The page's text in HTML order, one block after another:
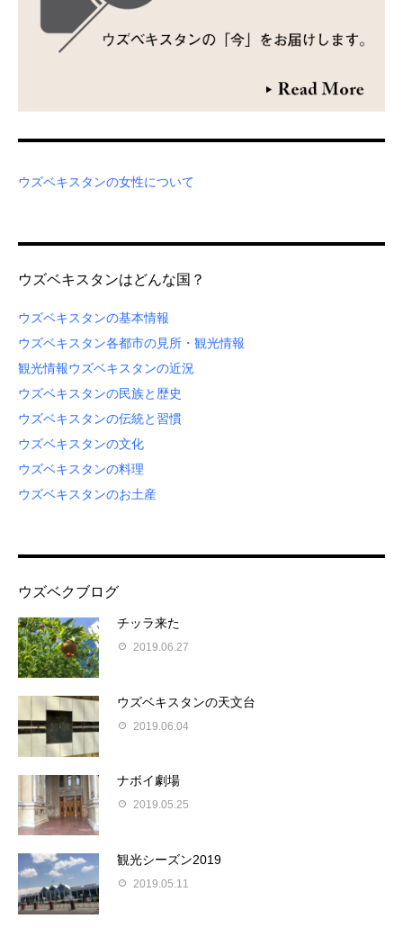
ウズベキスタンの女性について
ウズベキスタンはどんな国？
ウズベキスタンの基本情報
ウズベキスタン各都市の見所・観光情報
観光情報ウズベキスタンの近況
ウズベキスタンの民族と歴史
ウズベキスタンの伝統と習慣
ウズベキスタンの文化
ウズベキスタンの料理
ウズベキスタンのお土産
ウズベクブログ
チッラ来た
2019.06.27
ウズベキスタンの天文台
2019.06.04
ナボイ劇場
2019.05.25
観光シーズン2019
2019.05.11